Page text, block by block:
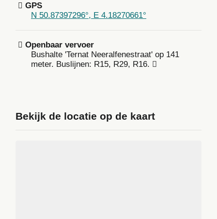
GPS
N 50.87397296°, E 4.18270661°
Openbaar vervoer
Bushalte 'Ternat Neeralfenestraat' op 141
meter. Buslijnen: R15, R29, R16.
Bekijk de locatie op de kaart